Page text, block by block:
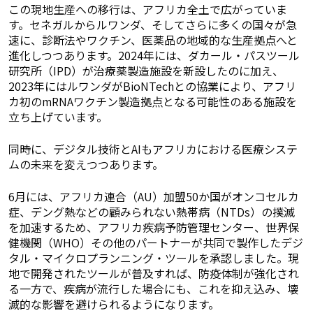
この現地生産への移行は、アフリカ全土で広がっていま
す。セネガルからルワンダ、そしてさらに多くの国々が急
速に、診断法やワクチン、医薬品の地域的な生産拠点へと
進化しつつあります。2024年には、ダカール・パスツール
研究所（IPD）が治療薬製造施設を新設したのに加え、
2023年にはルワンダがBioNTechとの協業により、アフリ
カ初のmRNAワクチン製造拠点となる可能性のある施設を
立ち上げています。
同時に、デジタル技術とAIもアフリカにおける医療システ
ムの未来を変えつつあります。
6月には、アフリカ連合（AU）加盟50か国がオンコセルカ
症、デング熱などの顧みられない熱帯病（NTDs）の撲滅
を加速するため、アフリカ疾病予防管理センター、世界保
健機関（WHO）その他のパートナーが共同で製作したデジ
タル・マイクロプランニング・ツールを承認しました。現
地で開発されたツールが普及すれば、防疫体制が強化され
る一方で、疾病が流行した場合にも、これを抑え込み、壊
滅的な影響を避けられるようになります。